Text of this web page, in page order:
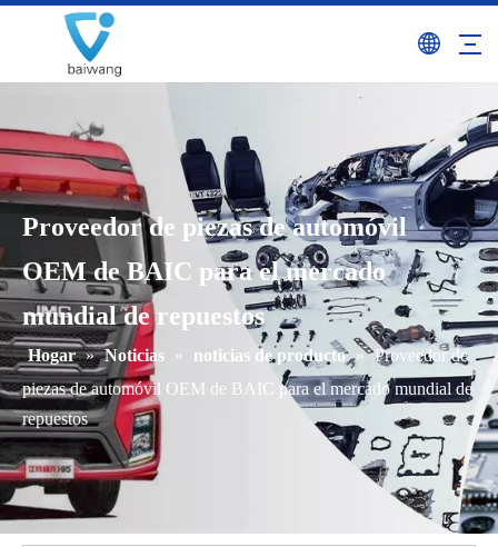
Proveedor de piezas de automóvil
OEM de BAIC para el mercado
mundial de repuestos
Hogar » Noticias » noticias de producto » Proveedor de
piezas de automóvil OEM de BAIC para el mercado mundial de
repuestos